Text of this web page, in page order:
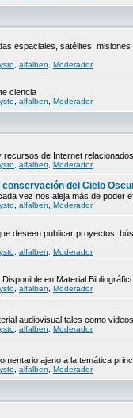
espaciales, satélites,
alfalben Moderador
ciencia
alfalben Moderador
de Internet
alfalben Moderador
del Cielo
vez nos aleja más de poder
alfalben Moderador
deseen publicar proyectos,
alfalben Moderador
en Material
alfalben Moderador
audiovisual tales como
alfalben Moderador
ajeno a la temática
alfalben Moderador